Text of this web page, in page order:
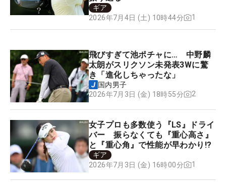
ギア
2026年7月4日 (土) 10時44分
1
飛びすぎて池ポチャに… 中野麟
太朗がスリクソン未発表3Wに驚
き「進化しちゃったな」
国内男子
2026年7月3日 (金) 18時55分
2
女子プロも多数使う『LS』ドライ
バー 振らなくても『重心高さ』
と『重心角』で性能が早わかり!?
ギア
2026年7月3日 (金) 16時00分
1